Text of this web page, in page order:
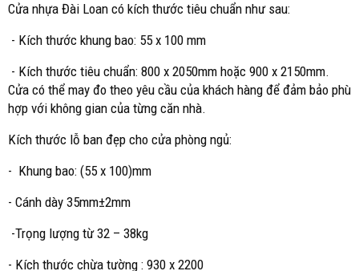
Cửa nhựa Đài Loan có kích thước tiêu chuẩn như sau:
- Kích thước khung bao: 55 x 100 mm
- Kích thước tiêu chuẩn: 800 x 2050mm hoặc 900 x 2150mm.
Cửa có thể may đo theo yêu cầu của khách hàng để đảm bảo phù
hợp với không gian của từng căn nhà.
Kích thước lỗ ban đẹp cho cửa phòng ngủ:
- Khung bao: (55 x 100)mm
- Cánh dày 35mm±2mm
-Trọng lượng từ 32 – 38kg
- Kích thước chừa tường : 930 x 2200